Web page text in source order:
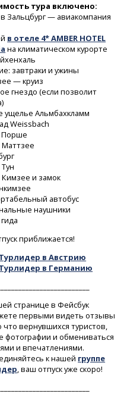
тура включено:
Зальцбург — авиакомпания
в отеле 4* AMBER HOTEL
на климатическом курорте
завтраки и ужины
— круиз
гнездо (если позволит
ущелье Альмбахкламм
Weissbach
Порше
и замок
автобус
наушники
приближается!
в Австрию
в Германию
странице в Фейсбук
первыми видеть отзывы
что вернувшихся туристов,
фотографии и обмениваться
и впечатлениями.
к нашей группе
, ваш отпуск уже скоро!